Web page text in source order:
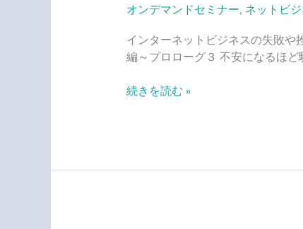
オンデマンドセミナー, ネットビ
インターネットビジネスの失敗や
編～プロローグ３ 不安になるほ
ビ
ジ
ネ
の
続きを読む »